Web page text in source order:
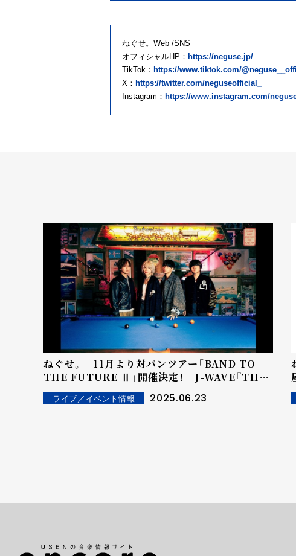
ねぐせ。Web /SNS
オフィシャルHP： https://neguse.jp/
TikTok： https://www.tiktok.com/
X： https://twitter.com/neguseofficial_
Instagram： https://www.instagram.com/
ねぐせ。 11月より対バンツアー「BAND TO
THE FUTURE Ⅱ」開催決定！ J-WAVE『THE
KINGS PLACE』の水曜レギュラーも決定！
ライブ／イベント情報 2025.06.23